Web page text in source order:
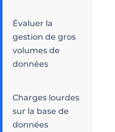
Évaluer la
gestion de gros
volumes de
données
Charges lourdes
sur la base de
données